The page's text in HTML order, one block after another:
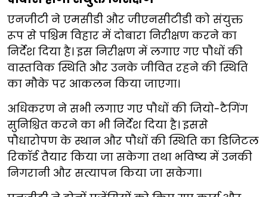
एनजीटी ने एमसीडी और जीएनसीटीडी को संयुक्त
रूप से पश्चिम विहार में दोबारा निरीक्षण करने का
निर्देश दिया है। इस निरीक्षण में लगाए गए पौधों की
वास्तविक स्थिति और उनके जीवित रहने की स्थिति
का मौके पर आकलन किया जाएगा।
अधिकरण ने सभी लगाए गए पौधों की जियो-टैगिंग
सुनिश्चित करने का भी निर्देश दिया है। इससे
पौधारोपण के स्थान और पौधों की स्थिति का डिजिटल
रिकॉर्ड तैयार किया जा सकेगा तथा भविष्य में उनकी
निगरानी और सत्यापन किया जा सकेगा।